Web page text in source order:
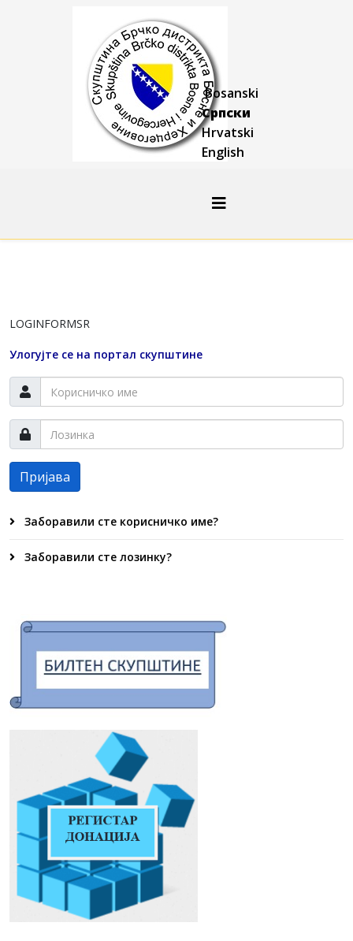
Bosanski
Српски
Hrvatski
English
LOGINFORMSR
Улогујте се на портал скупштине
Пријава
Заборавили сте корисничко име?
Заборавили сте лозинку?